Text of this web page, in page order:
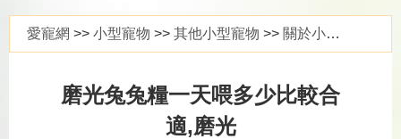
愛寵網 >> 小型寵物 >> 其他小型寵物 >> 關於小寵
磨光兔兔糧一天喂多少比較合
適,磨光